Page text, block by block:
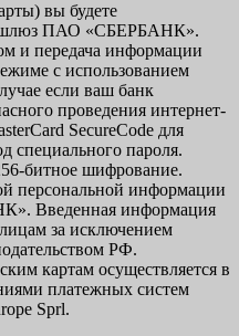
вы будете
шлюз ПАО «СБЕРБАНК».
и передача информации
с использованием
если ваш банк
проведения интернет-
SecureCode для
специального пароля.
битное шифрование.
персональной информации
Введенная информация
за исключением
РФ.
картам осуществляется в
платежных систем
Sprl.